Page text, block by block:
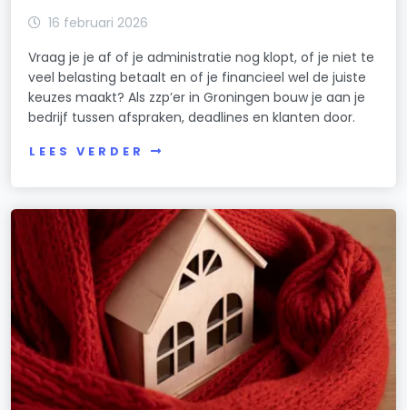
16 februari 2026
Vraag je je af of je administratie nog klopt, of je niet te
veel belasting betaalt en of je financieel wel de juiste
keuzes maakt? Als zzp’er in Groningen bouw je aan je
bedrijf tussen afspraken, deadlines en klanten door.
LEES VERDER